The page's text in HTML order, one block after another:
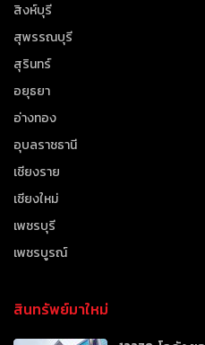
สิงห์บุรี
สุพรรณบุรี
สุรินทร์
อยุธยา
อ่างทอง
อุบลราชธานี
เชียงราย
เชียงใหม่
เพชรบุรี
เพชรบูรณ์
สินทรัพย์มาใหม่